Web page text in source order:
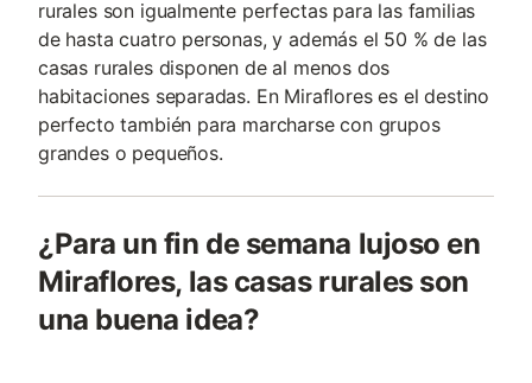
rurales son igualmente perfectas para las familias
de hasta cuatro personas, y además el 50 % de las
casas rurales disponen de al menos dos
habitaciones separadas. En Miraflores es el destino
perfecto también para marcharse con grupos
grandes o pequeños.
¿Para un fin de semana lujoso en
Miraflores, las casas rurales son
una buena idea?